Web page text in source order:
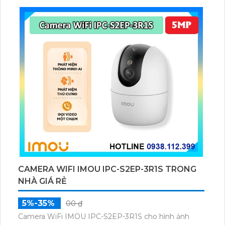
dữ liệu qua thẻ microSD lên đến 512GB.
CAMERA WIFI IMOU IPC-S2EP-3R1S TRONG
NHÀ GIÁ RẺ
5%-35%
00 ₫
Camera WiFi IMOU IPC-S2EP-3R1S cho hình ảnh